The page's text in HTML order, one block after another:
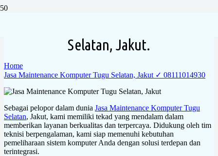
Selatan, Jakut.
Home
Jasa Maintenance Komputer Tugu Selatan, Jakut ✓ 08111014930
Sebagai pelopor dalam dunia Jasa Maintenance Komputer Tugu
Selatan, Jakut, kami memiliki tekad yang mendalam dalam
memberikan layanan berkualitas dan terpercaya. Didukung oleh tim
teknisi berpengalaman, kami siap memenuhi kebutuhan
pemeliharaan sistem komputer Anda dengan solusi terdepan dan
terintegrasi.